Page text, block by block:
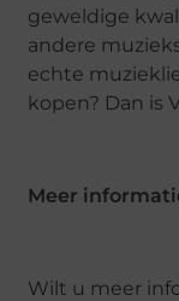
geweldige
andere
echte
kopen? Dan is
Meer
Wilt u meer